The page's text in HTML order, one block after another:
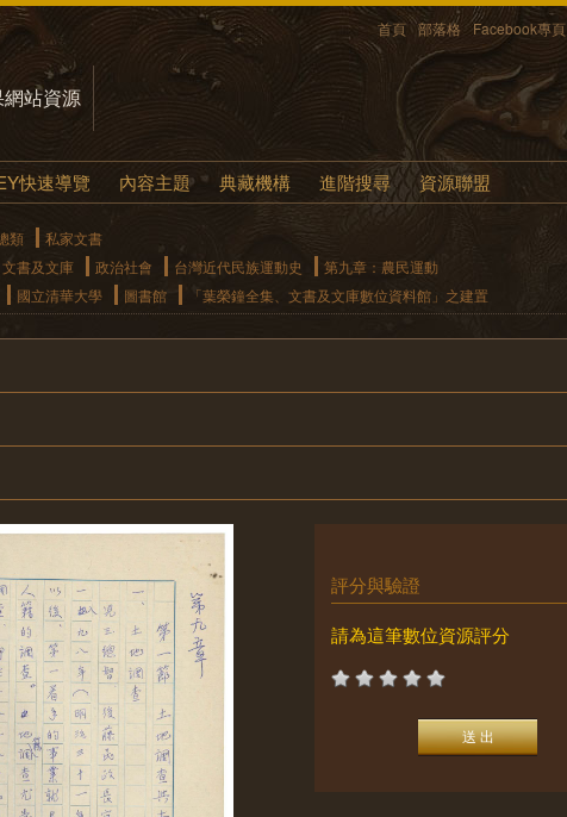
首頁 部落格 Facebook專頁
網站資源
快速導覽 內容主題 典藏機構 進階搜尋 資源聯盟
類
私家文書
書及文庫 政治社會 台灣近代民族運動史
第九章：農民運動
國立清華大學 圖書館 「葉榮鐘全集、文書及文庫數位資料館」之建置
評分與驗證
請為這筆數位資源評分